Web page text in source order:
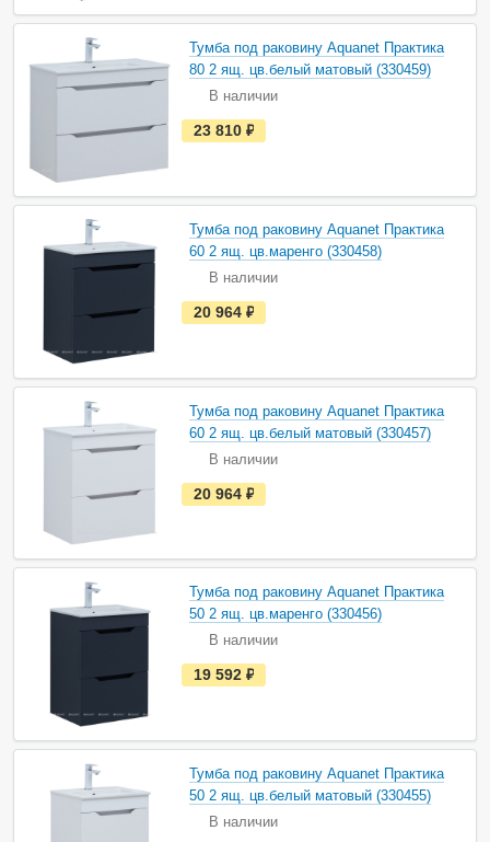
н
л
и
ч
и
Тумба под раковину Aquanet Практика
80 2 ящ. цв.белый матовый (330459)
В наличии
е
с
н
л
и
ч
и
23 810
Тумба под раковину Aquanet Практика
60 2 ящ. цв.маренго (330458)
В наличии
е
с
н
л
и
ч
и
20 964
Тумба под раковину Aquanet Практика
60 2 ящ. цв.белый матовый (330457)
В наличии
е
с
н
л
и
ч
и
20 964
Тумба под раковину Aquanet Практика
50 2 ящ. цв.маренго (330456)
В наличии
е
с
н
л
и
ч
и
19 592
Тумба под раковину Aquanet Практика
50 2 ящ. цв.белый матовый (330455)
В наличии